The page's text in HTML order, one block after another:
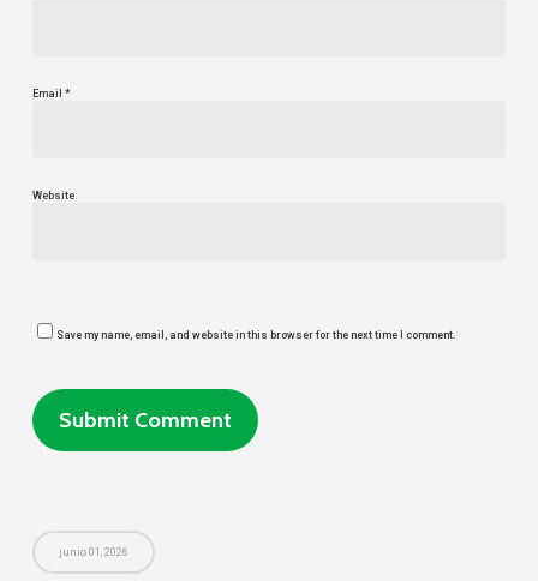
Email *
Website
Save my name, email, and website in this browser for the next time I comment.
junio 01, 2026